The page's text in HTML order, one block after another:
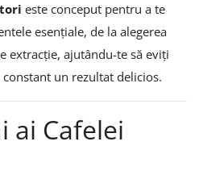
este conceput pentru a te
esențiale, de la alegerea
extracție, ajutându-te să eviți
un rezultat delicios.
ai Cafelei